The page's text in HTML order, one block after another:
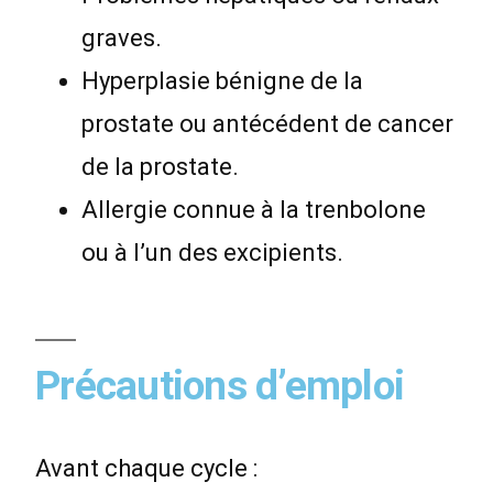
graves.
Hyperplasie bénigne de la
prostate ou antécédent de cancer
de la prostate.
Allergie connue à la trenbolone
ou à l’un des excipients.
Précautions d’emploi
Avant chaque cycle :